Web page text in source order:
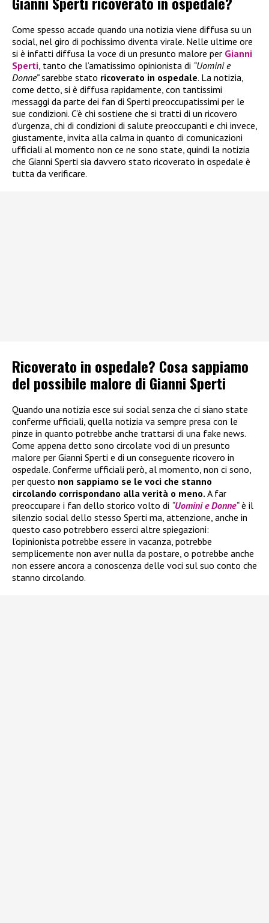
Come spesso accade quando una notizia viene diffusa su un
social, nel giro di pochissimo diventa virale. Nelle ultime ore
si è infatti diffusa la voce di un presunto malore per Gianni
Sperti, tanto che l’amatissimo opinionista di “Uomini e
Donne”sarebbe stato ricoverato in ospedale. La notizia,
come detto, si è diffusa rapidamente, con tantissimi
messaggi da parte dei fan di Sperti preoccupatissimi per le
sue condizioni. C’è chi sostiene che si tratti di un ricovero
d’urgenza, chi di condizioni di salute preoccupanti e chi invece,
giustamente, invita alla calma in quanto di comunicazioni
ufficiali al momento non ce ne sono state, quindi la notizia
che Gianni Sperti sia davvero stato ricoverato in ospedale è
tutta da verificare.
Ricoverato in ospedale? Cosa sappiamo
del possibile malore di Gianni Sperti
Quando una notizia esce sui social senza che ci siano state
conferme ufficiali, quella notizia va sempre presa con le
pinze in quanto potrebbe anche trattarsi di una fake news.
Come appena detto sono circolate voci di un presunto
malore per Gianni Sperti e di un conseguente ricovero in
ospedale. Conferme ufficiali però, al momento, non ci sono,
per questo non sappiamo se le voci che stanno
circolando corrispondano alla verità o meno. A far
preoccupare i fan dello storico volto di “Uomini e Donne“è il
silenzio social dello stesso Sperti ma, attenzione, anche in
questo caso potrebbero esserci altre spiegazioni:
l’opinionista potrebbe essere in vacanza, potrebbe
semplicemente non aver nulla da postare, o potrebbe anche
non essere ancora a conoscenza delle voci sul suo conto che
stanno circolando.